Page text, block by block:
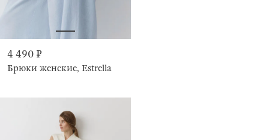
4 490 ₽
Брюки женские, Estrella